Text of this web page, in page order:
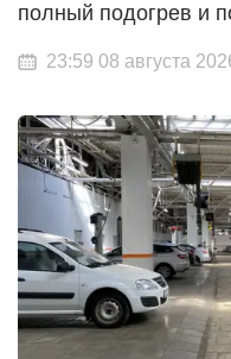
полный подогрев и
23:59 08 августа